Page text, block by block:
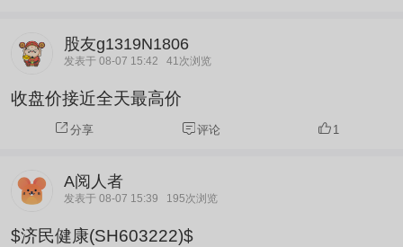
股友g1319N1806
发表于 08-07 15:42 41次浏览
收盘价接近全天最高价
分享 评论 1
A阅人者
发表于 08-07 15:39 195次浏览
$济民健康(SH603222)$